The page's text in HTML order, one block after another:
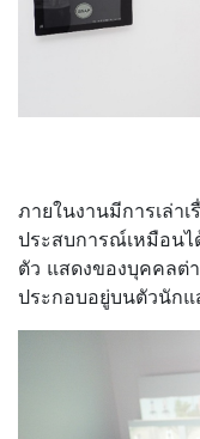
ภายในงานมีการเล่า
ประสบการณ์เหมือน
ตัว แสดงของบุคคลต่
ประกอบอยู่บนตัวนักแ